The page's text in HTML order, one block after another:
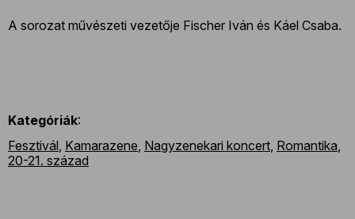
A sorozat művészeti vezetője Fischer Iván és Káel Csaba.
Kategóriák:
Fesztivál Kamarazene Nagyzenekari koncert Romantika
20-21. század